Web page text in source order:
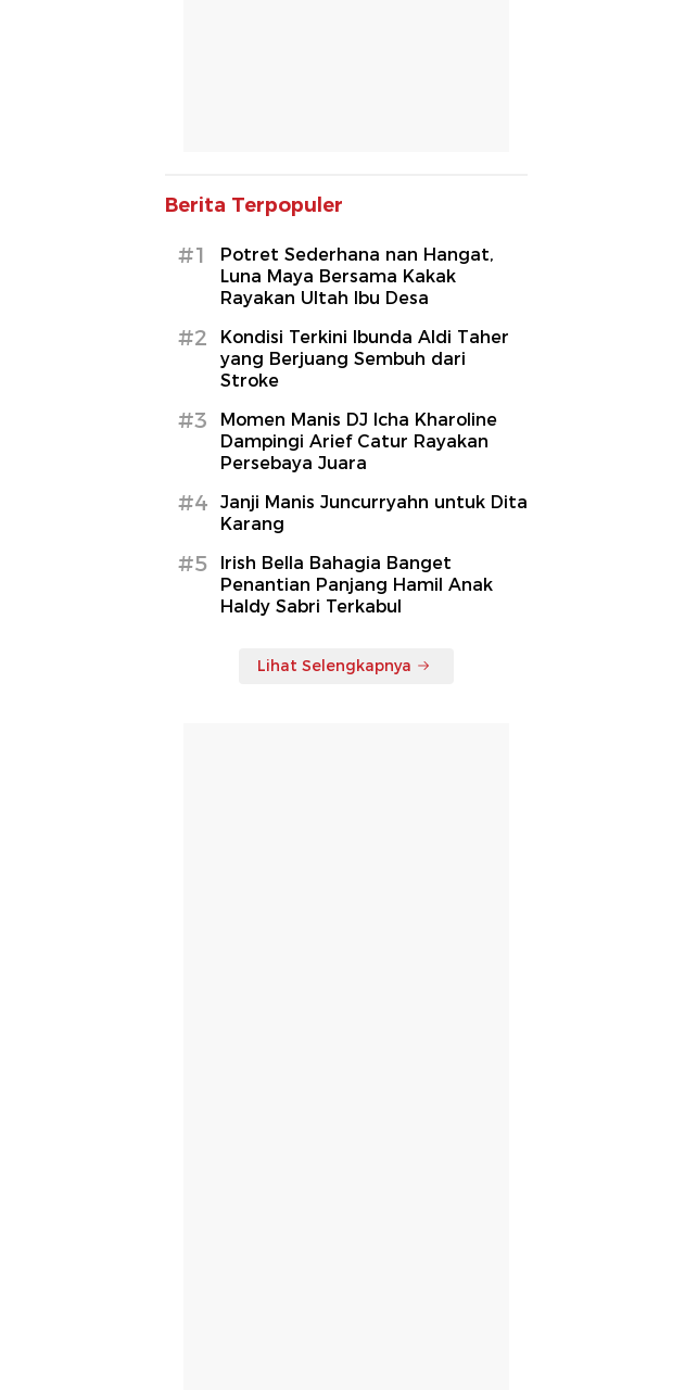
Berita Terpopuler
#1
Potret Sederhana nan Hangat,
Luna Maya Bersama Kakak
Rayakan Ultah Ibu Desa
#2
Kondisi Terkini Ibunda Aldi Taher
yang Berjuang Sembuh dari
Stroke
#3
Momen Manis DJ Icha Kharoline
Dampingi Arief Catur Rayakan
Persebaya Juara
#4
Janji Manis Juncurryahn untuk Dita
Karang
#5
Irish Bella Bahagia Banget
Penantian Panjang Hamil Anak
Haldy Sabri Terkabul
Lihat Selengkapnya